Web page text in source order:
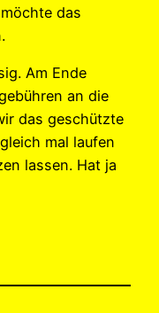
das
Am Ende
an die
das geschützte
mal laufen
lassen. Hat ja